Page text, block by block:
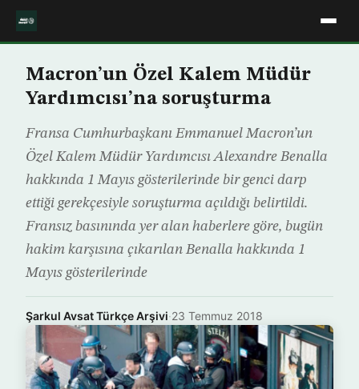
Macron’un Özel Kalem Müdür
Yardımcısı’na soruşturma
Fransa Cumhurbaşkanı Emmanuel Macron’un
Özel Kalem Müdür Yardımcısı Alexandre Benalla
hakkında 1 Mayıs gösterilerinde bir genci darp
ettiği gerekçesiyle soruşturma açıldığı belirtildi.
Fransız basınında yer alan haberlere göre, bugün
hakim karşısına çıkarılan Benalla hakkında 1
Mayıs gösterilerinde
Şarkul Avsat Türkçe Arşivi·23 Temmuz 2018